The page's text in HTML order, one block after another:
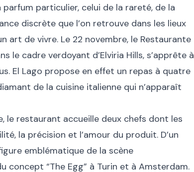
particulier, celui de la rareté, de la
discrète que l’on retrouve dans les lieux
art de vivre. Le 22 novembre, le Restaurante
le cadre verdoyant d’Elviria Hills, s’apprête à
El Lago propose en effet un repas à quatre
de la cuisine italienne qui n’apparaît
le restaurant accueille deux chefs dont les
la précision et l’amour du produit. D’un
emblématique de la scène
concept “The Egg” à Turin et à Amsterdam.